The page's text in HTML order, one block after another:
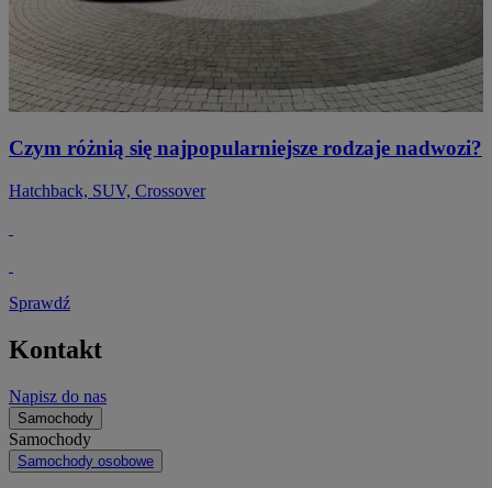
Czym różnią się najpopularniejsze rodzaje nadwozi?
Hatchback, SUV, Crossover
Sprawdź
Kontakt
Napisz do nas
Samochody
Samochody
Samochody osobowe